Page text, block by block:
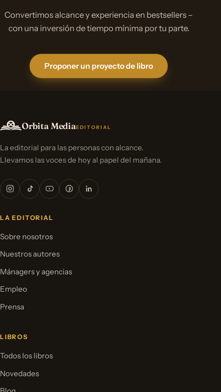
Convertimos alcance y experiencia en bestsellers –
con una inversión de tiempo mínima por tu parte.
Proponer un proyecto de libro
Orbita MediaEDITORIAL
La editorial para las personas con alcance.
Llevamos las voces de hoy al papel del mañana.
LA EDITORIAL
Sobre nosotros
Nuestros autores
Mánagers y agencias
Empleo
Prensa
LIBROS
Todos los libros
Novedades